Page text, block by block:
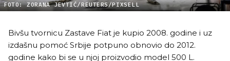
FOTO: ZORANA JEVTIĆ/REUTERS/PIXSELL
Bivšu tvornicu Zastave Fiat je kupio 2008. godine i uz
izdašnu pomoć Srbije potpuno obnovio do 2012.
godine kako bi se u njoj proizvodio model 500 L.